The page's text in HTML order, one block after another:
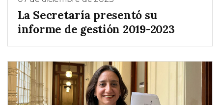
La Secretaría presentó su
informe de gestión 2019-2023